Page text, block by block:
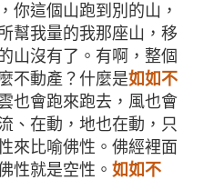
你這個山跑到別的山，
幫我量的我那座山，移
山沒有了。有啊，整個
不動產？什麼是如如不
也會跑來跑去，風也會
、在動，地也在動，只
來比喻佛性。佛經裡面
性就是空性。 如如不